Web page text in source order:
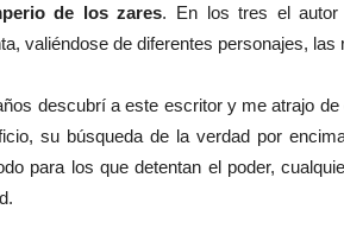
de los zares. En los tres el autor
valiéndose de diferentes personajes,
descubrí a este escritor y me atrajo
su búsqueda de la verdad por
para los que detentan el poder,